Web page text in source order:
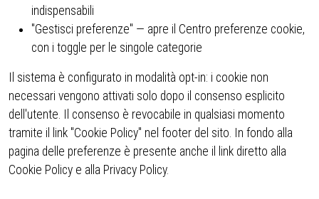
indispensabili
"Gestisci preferenze" — apre il Centro preferenze cookie,
con i toggle per le singole categorie
Il sistema è configurato in modalità opt-in: i cookie non
necessari vengono attivati solo dopo il consenso esplicito
dell'utente. Il consenso è revocabile in qualsiasi momento
tramite il link "Cookie Policy" nel footer del sito. In fondo alla
pagina delle preferenze è presente anche il link diretto alla
Cookie Policy e alla Privacy Policy.